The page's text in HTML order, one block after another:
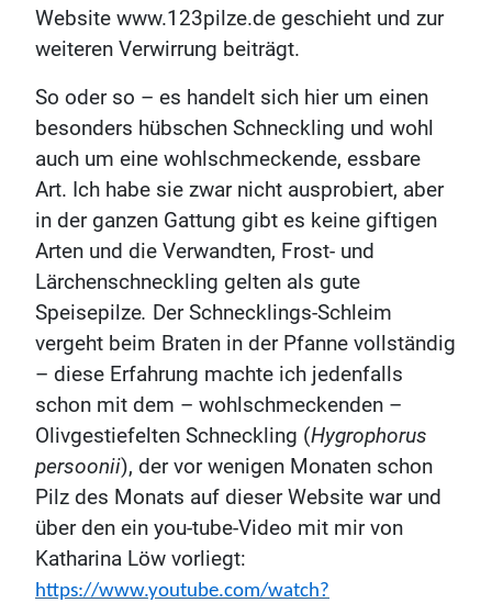
Website www.123pilze.de geschieht und zur
weiteren Verwirrung beiträgt.
So oder so – es handelt sich hier um einen
besonders hübschen Schneckling und wohl
auch um eine wohlschmeckende, essbare
Art. Ich habe sie zwar nicht ausprobiert, aber
in der ganzen Gattung gibt es keine giftigen
Arten und die Verwandten, Frost- und
Lärchenschneckling gelten als gute
Speisepilze. Der Schnecklings-Schleim
vergeht beim Braten in der Pfanne vollständig
– diese Erfahrung machte ich jedenfalls
schon mit dem – wohlschmeckenden –
Olivgestiefelten Schneckling (Hygrophorus
persoonii), der vor wenigen Monaten schon
Pilz des Monats auf dieser Website war und
über den ein you-tube-Video mit mir von
Katharina Löw vorliegt:
https://www.youtube.com/watch?